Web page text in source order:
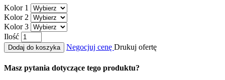
Kolor 1
Kolor 2
Kolor 3
Ilość
Dodaj do koszyka Negocjuj cenę Drukuj ofertę
Masz pytania dotyczące tego produktu?